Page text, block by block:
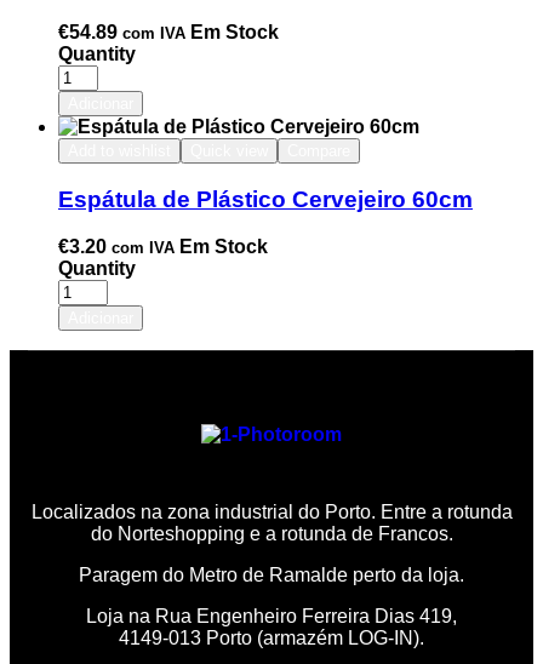
€54.89 com IVA Em Stock
Quantity
Espátula de Plástico Cervejeiro 60cm
€3.20 com IVA Em Stock
Quantity
Localizados na zona industrial do Porto. Entre a rotunda
do Norteshopping e a rotunda de Francos.
Paragem do Metro de Ramalde perto da loja.
Loja na Rua Engenheiro Ferreira Dias 419,
4149-013 Porto (armazém LOG-IN).